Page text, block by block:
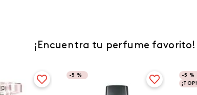
¡Encuentra tu perfume favorito!
-5 % -5 %
¡TOP!